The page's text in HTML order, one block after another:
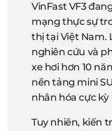
VinFast VF3
mạng thực sự
thị tại Việt Nam.
nghiên cứu và
xe hơi hơn 10
nền tảng mini
nhân hóa cực kỳ
Tuy nhiên, kiến